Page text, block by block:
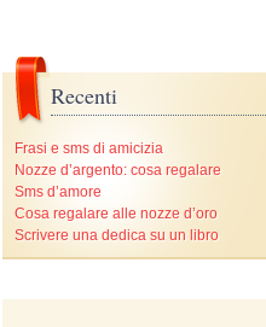
Recenti
Frasi e sms di amicizia
Nozze d’argento: cosa regalare
Sms d’amore
Cosa regalare alle nozze d’oro
Scrivere una dedica su un libro